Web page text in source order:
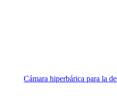
Cámara hiperbárica para la